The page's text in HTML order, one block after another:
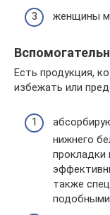
женщины
Есть продукция,
избежать или
нижнего
прокладки
также